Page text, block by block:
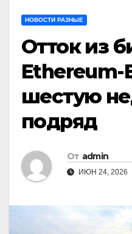
НОВОСТИ РАЗНЫЕ
Отток из
Ethereum-
шестую
подряд
От admin
ИЮН 24, 2026